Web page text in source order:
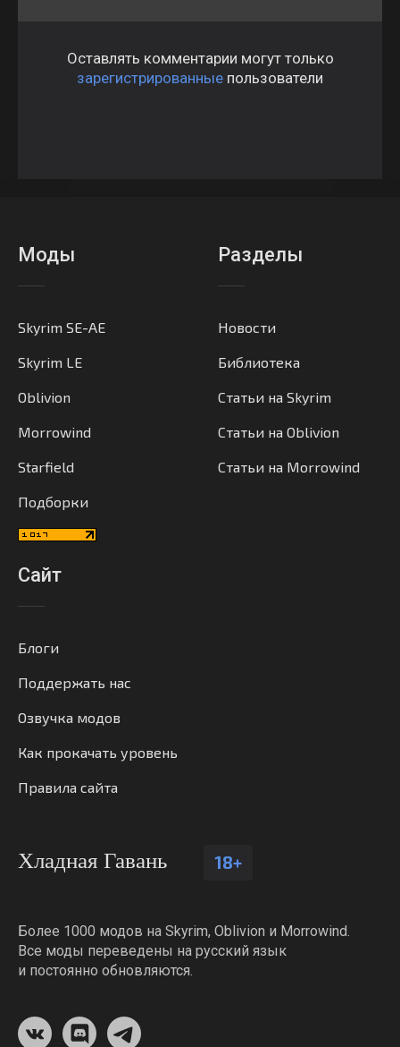
Оставлять комментарии могут только
зарегистрированные пользователи
Моды
Skyrim SE-AE
Skyrim LE
Oblivion
Morrowind
Starfield
Подборки
Разделы
Новости
Библиотека
Статьи на Skyrim
Статьи на Oblivion
Статьи на Morrowind
Сайт
Блоги
Поддержать нас
Озвучка модов
Как прокачать уровень
Правила сайта
Хладная Гавань 18+
Более 1000 модов на Skyrim, Oblivion и Morrowind.
Все моды переведены на русский язык
и постоянно обновляются.